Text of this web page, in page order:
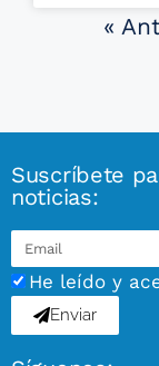
«
Suscríbete
noticias:
He leído y
Enviar